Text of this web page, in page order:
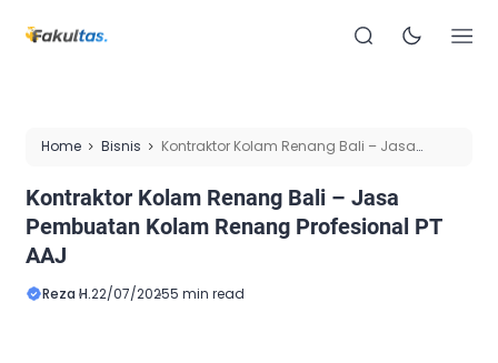
Home Bisnis
Kontraktor Kolam Renang Bali – Jasa
Kontraktor Kolam Renang Bali – Jasa
Pembuatan Kolam Renang Profesional PT
AAJ
Reza H.22/07/20255 min read